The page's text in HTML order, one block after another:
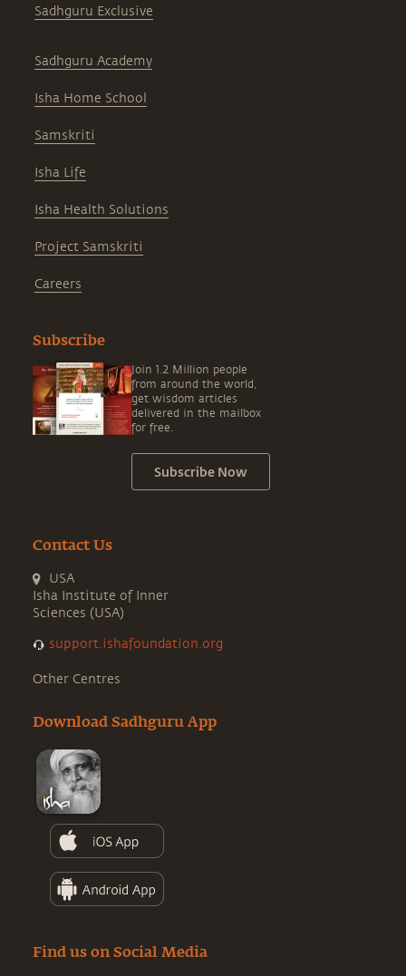
Sadhguru Exclusive
Sadhguru Academy
Isha Home School
Samskriti
Isha Life
Isha Health Solutions
Project Samskriti
Careers
Subscribe
Join 1.2 Million people
from around the world,
get wisdom articles
delivered in the mailbox
for free.
Subscribe Now
Contact Us
USA
Isha Institute of Inner
Sciences (USA)
support.ishafoundation.org
Other Centres
Download Sadhguru App
Find us on Social Media